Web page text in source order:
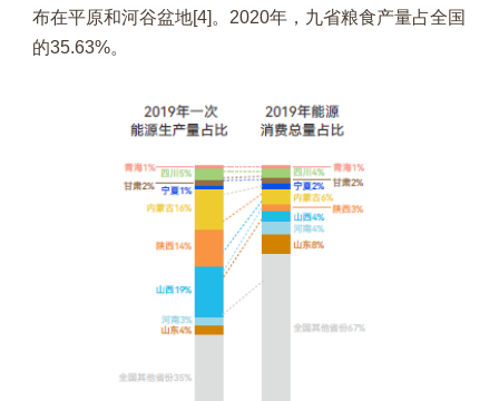
布在平原和河谷盆地[4]。2020年，九省粮食产量占全国
的35.63%。